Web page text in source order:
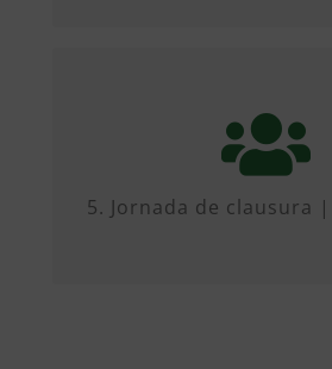
5. Jornada de clausura
Esta jornada de
presentación de
10 de octubre
2024